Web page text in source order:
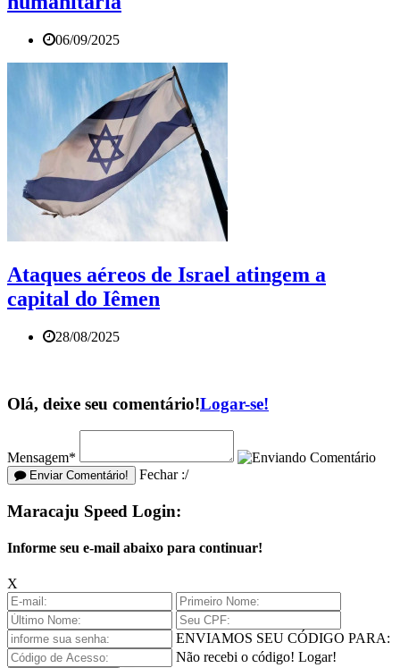
06/09/2025
Ataques aéreos de Israel atingem a
capital do Iêmen
28/08/2025
Olá, deixe seu comentário!Logar-se!
Mensagem*
Enviar Comentário! Fechar :/
Maracaju Speed Login:
Informe seu e-mail abaixo para continuar!
X
ENVIAMOS SEU CÓDIGO PARA:
Não recebi o código! Logar!